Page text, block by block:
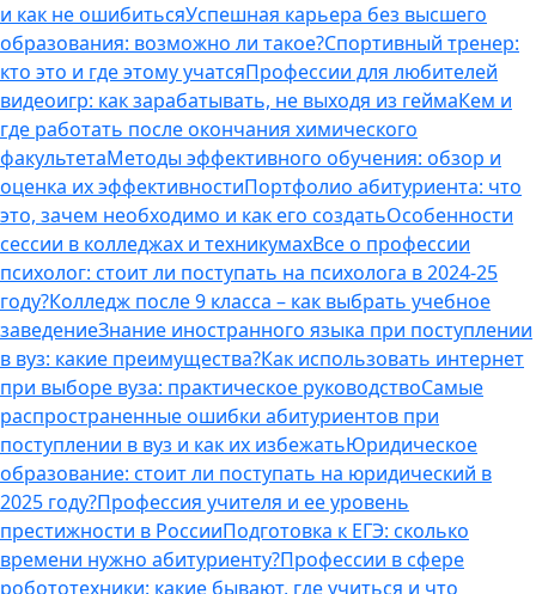
и как не ошибитьсяУспешная карьера без высшего
образования: возможно ли такое?Спортивный тренер:
кто это и где этому учатсяПрофессии для любителей
видеоигр: как зарабатывать, не выходя из геймаКем и
где работать после окончания химического
факультетаМетоды эффективного обучения: обзор и
оценка их эффективностиПортфолио абитуриента: что
это, зачем необходимо и как его создатьОсобенности
сессии в колледжах и техникумахВсе о профессии
психолог: стоит ли поступать на психолога в 2024-25
году?Колледж после 9 класса – как выбрать учебное
заведениеЗнание иностранного языка при поступлении
в вуз: какие преимущества?Как использовать интернет
при выборе вуза: практическое руководствоСамые
распространенные ошибки абитуриентов при
поступлении в вуз и как их избежатьЮридическое
образование: стоит ли поступать на юридический в
2025 году?Профессия учителя и ее уровень
престижности в РоссииПодготовка к ЕГЭ: сколько
времени нужно абитуриенту?Профессии в сфере
робототехники: какие бывают, где учиться и что